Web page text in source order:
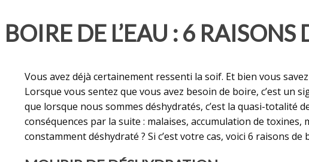
BOIRE DE L’EAU : 6 RAISONS
Vous avez déjà certainement ressenti la soif. Et bien vous
Lorsque vous sentez que vous avez besoin de boire, c’est un
que lorsque nous sommes déshydratés, c’est la quasi-totalité
conséquences par la suite : malaises, accumulation de
constamment déshydraté ? Si c’est votre cas, voici 6 raisons de